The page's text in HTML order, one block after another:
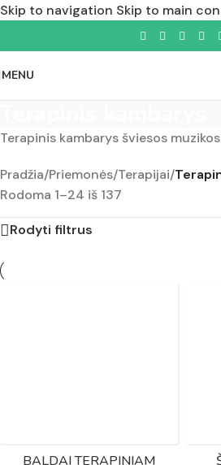
Skip to navigation Skip to main
MENU
Terapinis kambarys šviesos
Pradžia/Priemonės/Terapijai/
Rodoma 1–24 iš 137
Rodyti filtrus
BALDAI TERAPINIAM